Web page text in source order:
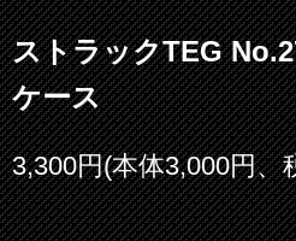
ストラックTEG
ケース
3,300円(本体3,000円、